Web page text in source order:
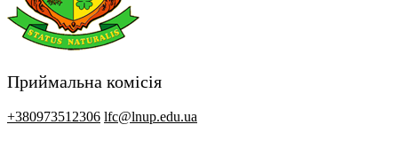
Приймальна комісія
+380973512306 lfc@lnup.edu.ua